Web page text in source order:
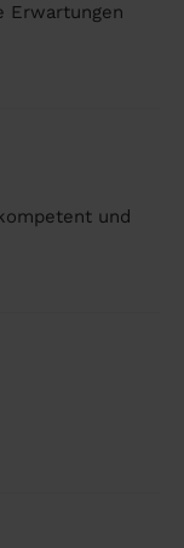
Erwartungen
und